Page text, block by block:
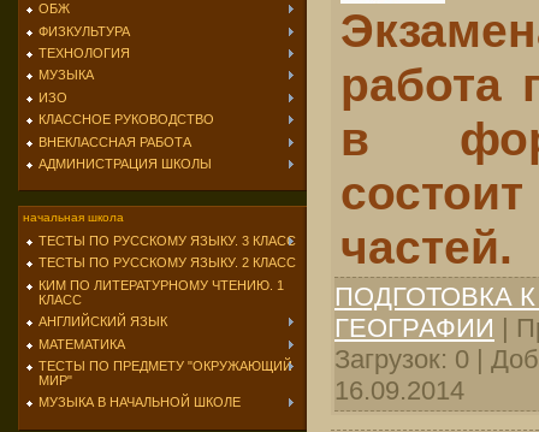
ОБЖ
ФИЗКУЛЬТУРА
ТЕХНОЛОГИЯ
МУЗЫКА
ИЗО
КЛАССНОЕ РУКОВОДСТВО
ВНЕКЛАССНАЯ РАБОТА
АДМИНИСТРАЦИЯ ШКОЛЫ
начальная школа
ТЕСТЫ ПО РУССКОМУ ЯЗЫКУ. 3 КЛАСС
ТЕСТЫ ПО РУССКОМУ ЯЗЫКУ. 2 КЛАСС
КИМ ПО ЛИТЕРАТУРНОМУ ЧТЕНИЮ. 1
КЛАСС
АНГЛИЙСКИЙ ЯЗЫК
МАТЕМАТИКА
ТЕСТЫ ПО ПРЕДМЕТУ "ОКРУЖАЮЩИЙ
МИР"
МУЗЫКА В НАЧАЛЬНОЙ ШКОЛЕ
работа
в
частей.
ПОДГОТОВКА
ГЕОГРАФИИ |
Загрузок: 0 |
16.09.2014